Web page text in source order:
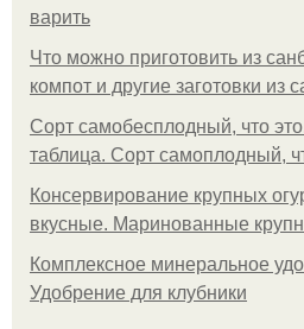
варить
Что можно приготовить из
компот и другие заготовки из
Сорт самобесплодный, что
таблица. Сорт самоплодный,
Консервирование крупных
вкусные. Маринованные
Комплексное минеральное
Удобрение для клубники